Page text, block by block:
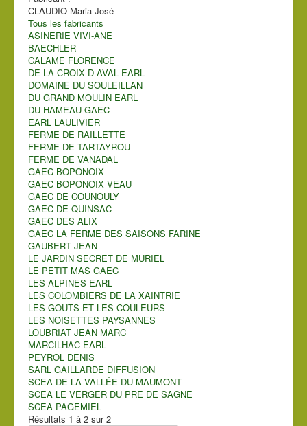
CLAUDIO Maria José
Tous les fabricants
ASINERIE VIVI-ANE
BAECHLER
CALAME FLORENCE
DE LA CROIX D AVAL EARL
DOMAINE DU SOULEILLAN
DU GRAND MOULIN EARL
DU HAMEAU GAEC
EARL LAULIVIER
FERME DE RAILLETTE
FERME DE TARTAYROU
FERME DE VANADAL
GAEC BOPONOIX
GAEC BOPONOIX VEAU
GAEC DE COUNOULY
GAEC DE QUINSAC
GAEC DES ALIX
GAEC LA FERME DES SAISONS FARINE
GAUBERT JEAN
LE JARDIN SECRET DE MURIEL
LE PETIT MAS GAEC
LES ALPINES EARL
LES COLOMBIERS DE LA XAINTRIE
LES GOUTS ET LES COULEURS
LES NOISETTES PAYSANNES
LOUBRIAT JEAN MARC
MARCILHAC EARL
PEYROL DENIS
SARL GAILLARDE DIFFUSION
SCEA DE LA VALLÉE DU MAUMONT
SCEA LE VERGER DU PRE DE SAGNE
SCEA PAGEMIEL
Résultats 1 à 2 sur 2